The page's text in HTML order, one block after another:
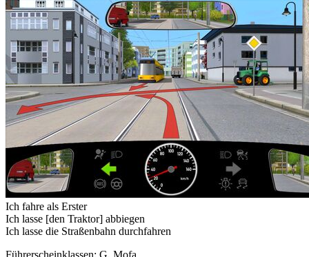
Ich fahre als Erster
Ich lasse [den Traktor] abbiegen
Ich lasse die Straßenbahn durchfahren